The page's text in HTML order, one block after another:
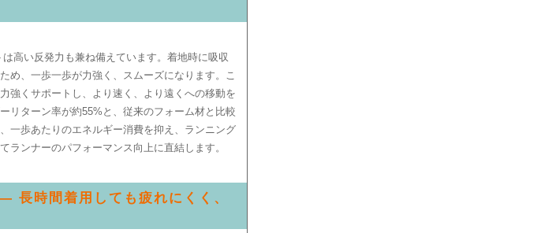
高い反発力も兼ね備えています。着地時に吸収
め、一歩一歩が力強く、スムーズになります。こ
強くサポートし、より速く、より遠くへの移動を
リターン率が約55%と、従来のフォーム材と比較
一歩あたりのエネルギー消費を抑え、ランニング
ランナーのパフォーマンス向上に直結します。
長時間着用しても疲れにくく、